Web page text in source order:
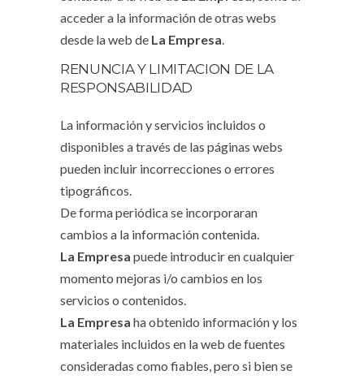
acceder a la información de otras webs
desde la web de La Empresa.
RENUNCIA Y LIMITACION DE LA
RESPONSABILIDAD
La información y servicios incluidos o
disponibles a través de las páginas webs
pueden incluir incorrecciones o errores
tipográficos.
De forma periódica se incorporaran
cambios a la información contenida.
La Empresa puede introducir en cualquier
momento mejoras i/o cambios en los
servicios o contenidos.
La Empresa ha obtenido información y los
materiales incluidos en la web de fuentes
consideradas como fiables, pero si bien se